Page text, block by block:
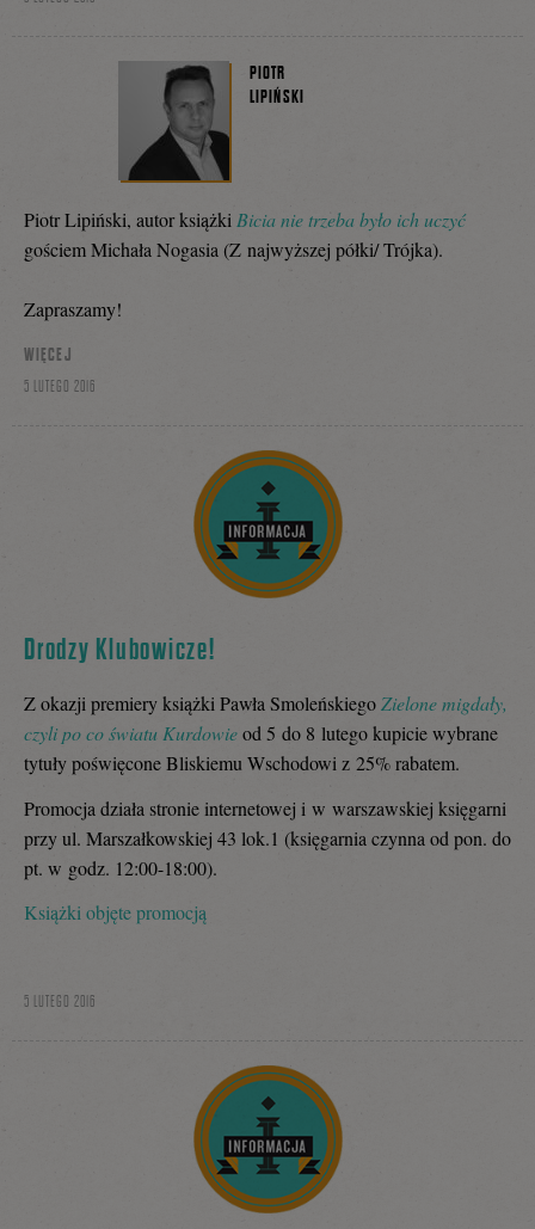
PIOTR
LIPIŃSKI
Piotr Lipiński, autor książki Bicia nie trzeba było ich uczyć
gościem Michała Nogasia (Z najwyższej półki/ Trójka).
Zapraszamy!
WIĘCEJ
5 LUTEGO 2016
Drodzy Klubowicze!
Z okazji premiery książki Pawła SmoleńskiegoZielone migdały,
czyli po co światu Kurdowieod 5 do 8 lutego kupicie wybrane
tytuły poświęcone Bliskiemu Wschodowi z 25% rabatem.
Promocja działa stronie internetowej i w warszawskiej księgarni
przy ul. Marszałkowskiej 43 lok.1 (księgarnia czynna od pon. do
pt. w godz. 12:00-18:00).
Książki objęte promocją
5 LUTEGO 2016